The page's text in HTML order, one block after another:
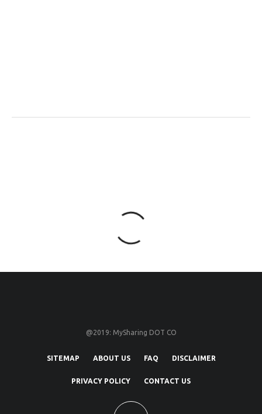
@2019: MySharing DOT CO
SITEMAP ABOUT US FAQ DISCLAIMER
PRIVACY POLICY CONTACT US